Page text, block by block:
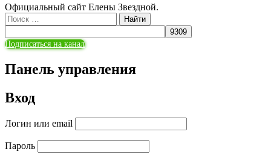
Официальный сайт Елены Звездной.
Поиск:
Подписаться на канал
Панель управления
Вход
Логин или email
Пароль